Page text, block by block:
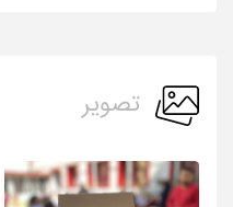
تصویر